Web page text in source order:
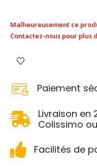
Malheureusement ce
Contactez-nous pour plus
Paiement
Livraison en
Colissimo
Facilités de